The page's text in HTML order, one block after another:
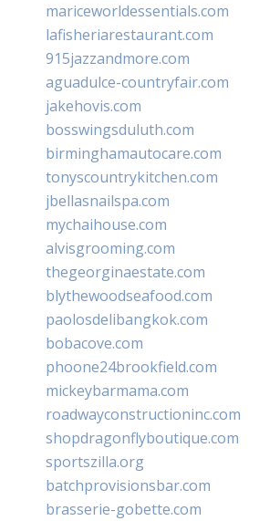
mariceworldessentials.com
lafisheriarestaurant.com
915jazzandmore.com
aguadulce-countryfair.com
jakehovis.com
bosswingsduluth.com
birminghamautocare.com
tonyscountrykitchen.com
jbellasnailspa.com
mychaihouse.com
alvisgrooming.com
thegeorginaestate.com
blythewoodseafood.com
paolosdelibangkok.com
bobacove.com
phoone24brookfield.com
mickeybarmama.com
roadwayconstructioninc.com
shopdragonflyboutique.com
sportszilla.org
batchprovisionsbar.com
brasserie-gobette.com